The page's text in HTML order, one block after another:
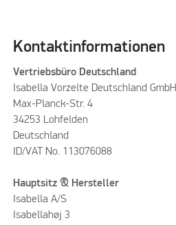
Kontaktinformationen
Vertriebsbüro Deutschland
Isabella Vorzelte Deutschland GmbH
Max-Planck-Str. 4
34253 Lohfelden
Deutschland
ID/VAT No. 113076088
Hauptsitz & Hersteller
Isabella A/S
Isabellahøj 3